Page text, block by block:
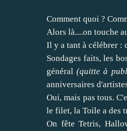
Comment quoi ?
Alors là....on touche
Il y a tant à célébrer :
Sondages faits, les
général(quitte à
anniversaires
Oui, mais pas tous.
le filet, la Toile a des
On fête Tetris,